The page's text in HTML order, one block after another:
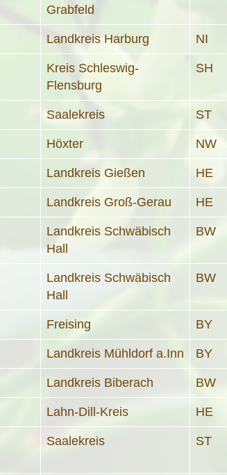
Grabfeld
Landkreis Harburg NI
Kreis Schleswig-
Flensburg
SH
Saalekreis ST
Höxter NW
Landkreis Gießen HE
Landkreis Groß-Gerau HE
Landkreis Schwäbisch
Hall
BW
Landkreis Schwäbisch
Hall
BW
Freising BY
Landkreis Mühldorf a.Inn BY
Landkreis Biberach BW
Lahn-Dill-Kreis HE
Saalekreis ST